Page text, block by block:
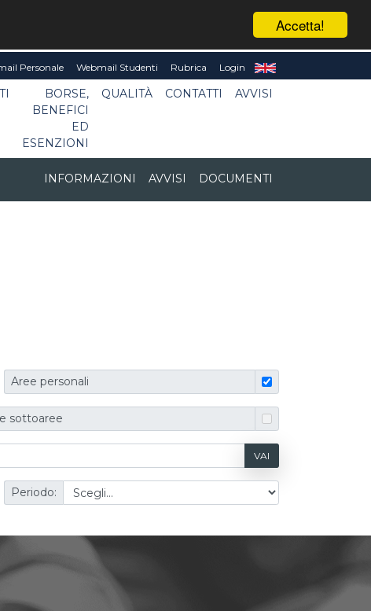
Accetta!
Personale Webmail Studenti Rubrica Login
BORSE,
BENEFICI
ED
ESENZIONI
QUALITÀ CONTATTI AVVISI
INFORMAZIONI AVVISI DOCUMENTI
Aree personali
sottoaree
VAI
Periodo: